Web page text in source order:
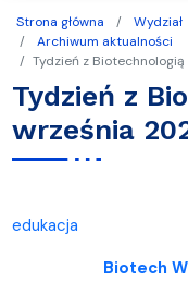
Strona główna Wydział
Archiwum aktualności
Tydzień z
Tydzień z
września
edukacja
Biotech